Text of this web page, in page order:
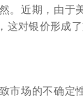
。近期，由于
对银价形成了
市场的不确定